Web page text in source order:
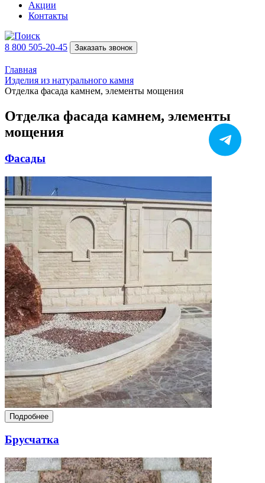
Акции
Контакты
8 800 505-20-45 Заказать звонок
Главная
Изделия из натурального камня
Отделка фасада камнем, элементы мощения
Отделка фасада камнем, элементы
мощения
Фасады
Подробнее
Брусчатка